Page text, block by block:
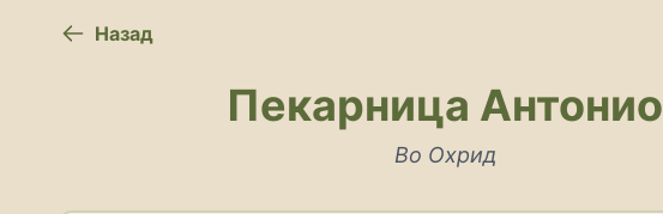
Назад
Пекарница Антонио
Во Охрид